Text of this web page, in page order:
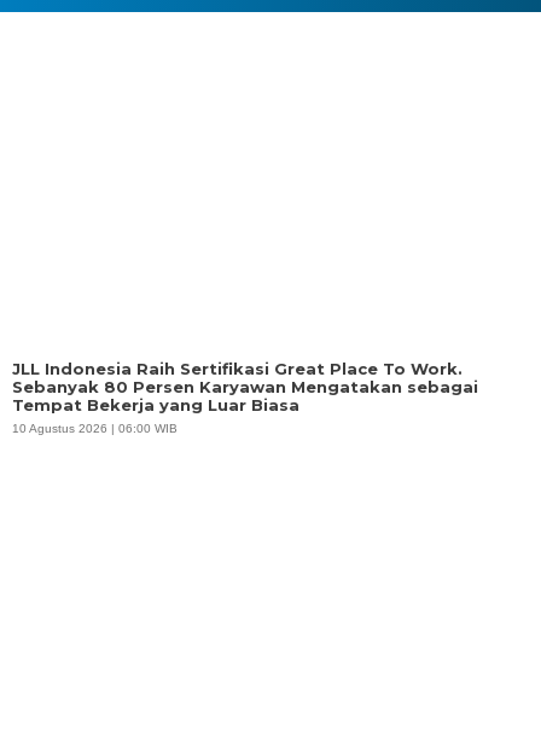
JLL Indonesia Raih Sertifikasi Great Place To Work.
Sebanyak 80 Persen Karyawan Mengatakan sebagai
Tempat Bekerja yang Luar Biasa
10 Agustus 2026 | 06:00 WIB